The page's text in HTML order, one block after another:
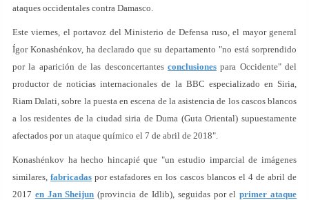
ataques occidentales contra Damasco.
Este viernes, el portavoz del Ministerio de Defensa ruso, el mayor general
Ígor Konashénkov, ha declarado que su departamento "no está sorprendido
por la aparición de las desconcertantes conclusiones para Occidente" del
productor de noticias internacionales de la BBC especializado en Siria,
Riam Dalati, sobre la puesta en escena de la asistencia de los cascos blancos
a los residentes de la ciudad siria de Duma (Guta Oriental) supuestamente
afectados por un ataque químico el 7 de abril de 2018".
Konashénkov ha hecho hincapié que "un estudio imparcial de imágenes
similares,fabricadas por estafadores en los cascos blancos el 4 de abril de
2017 en Jan Sheijun (provincia de Idlib), seguidas por elprimer ataque